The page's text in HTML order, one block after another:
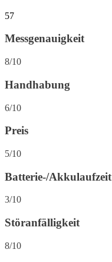
57
Messgenauigkeit
8/10
Handhabung
6/10
Preis
5/10
Batterie-/Akkulaufzeit
3/10
Störanfälligkeit
8/10